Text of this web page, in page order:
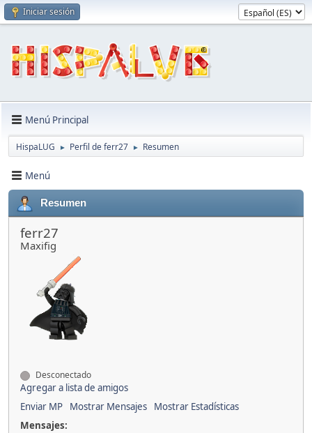
Iniciar sesión
Menú Principal
HispaLUG ► Perfil de ferr27 ► Resumen
Menú
Resumen
ferr27
Maxifig
Desconectado
Agregar a lista de amigos
Enviar MP
Mostrar Mensajes
Mostrar Estadísticas
Mensajes: